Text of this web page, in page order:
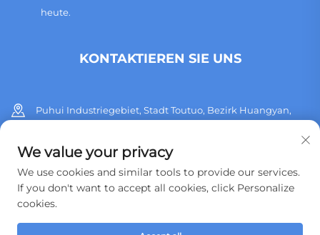
heute.
KONTAKTIEREN SIE UNS
Puhui Industriegebiet, Stadt Toutuo, Bezirk Huangyan,
+86 13515760932
[email protected]
We value your privacy
We use cookies and similar tools to provide our services.
If you don't want to accept all cookies, click Personalize
cookies.